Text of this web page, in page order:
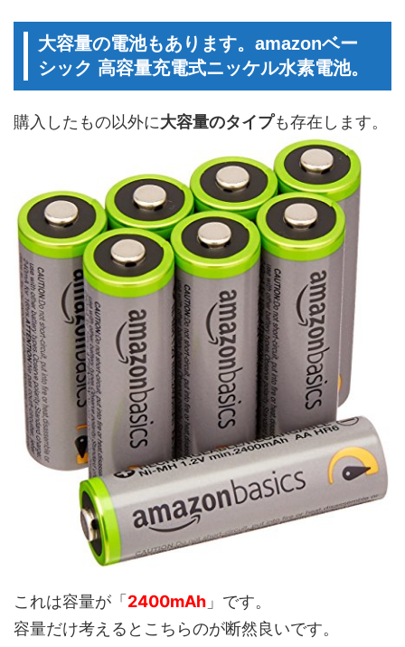
大容量の電池もあります。amazonベー
シック 高容量充電式ニッケル水素電池。
購入したもの以外に大容量のタイプも存在します。
これは容量が「 2400mAh 」です。
容量だけ考えるとこちらのが断然良いです。